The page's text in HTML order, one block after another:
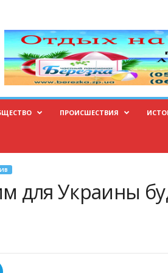
ПРОИСШЕСТВИЯ
для Украины